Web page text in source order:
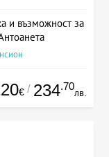
и възможност за
€ / 234.70
лв.